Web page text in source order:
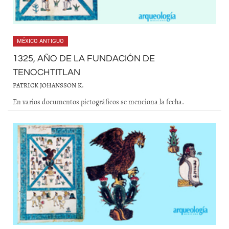
MÉXICO ANTIGUO
1325, AÑO DE LA FUNDACIÓN DE
TENOCHTITLAN
PATRICK JOHANSSON K.
En varios documentos pictográficos se menciona la fecha.